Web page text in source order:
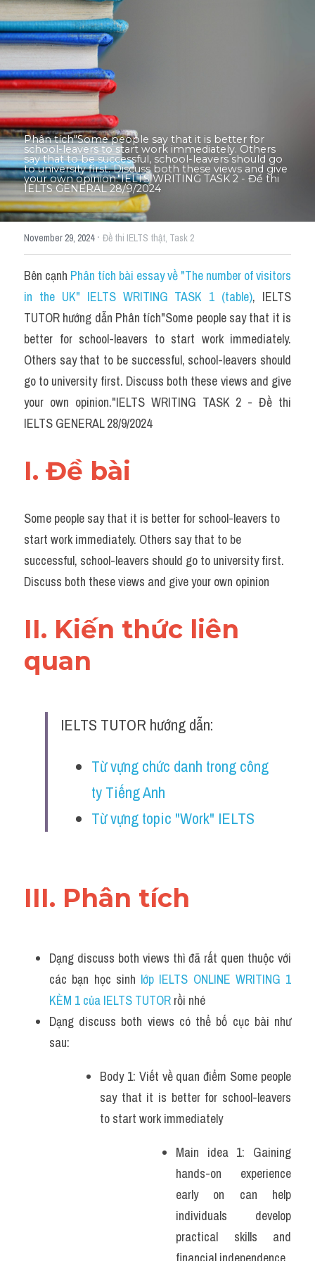
Thư Tín
SGK
Vocabularies
Đề writing theo topic
Pie
Line graph
Bar chart
Đề thi thật IELTS GENERAL
Task 2
Từ vựng theo topic
Từ vựng theo Topic
Grammar
Cam
Environment
Đề thi thật Task 1
Process
Đề thi IELTS thật
Listening
Business
Thành tích học viên
Phân tích"Some people say that it is better for
school-leavers to start work immediately. Others
say that to be successful, school-leavers should go
to university first. Discuss both these views and give
your own opinion."IELTS WRITING TASK 2 - Đề thi
IELTS GENERAL 28/9/2024
November 29, 2024· Đề thi IELTS thật, Task 2
Bên cạnh Phân tích bài essay về "The number of visitors
in the UK" IELTS WRITING TASK 1 (table), IELTS
TUTOR hướng dẫn Phân tích"Some people say that it is
better for school-leavers to start work immediately.
Others say that to be successful, school-leavers should
go to university first. Discuss both these views and give
your own opinion."IELTS WRITING TASK 2 - Đề thi
IELTS GENERAL 28/9/2024
I. Đề bài
Some people say that it is better for school-leavers to
start work immediately. Others say that to be
successful, school-leavers should go to university first.
Discuss both these views and give your own opinion
II. Kiến thức liên
quan
IELTS TUTOR hướng dẫn:
Từ vựng chức danh trong công
ty Tiếng Anh
Từ vựng topic "Work" IELTS
III. Phân tích
Dạng discuss both views thì đã rất quen thuộc với
các bạn học sinh lớp IELTS ONLINE WRITING 1
KÈM 1 của IELTS TUTOR rồi nhé
Dạng discuss both views có thể bố cục bài như
sau:
Body 1: Viết về quan điểm Some people
say that it is better for school-leavers
to start work immediately
Main idea 1: Gaining
hands-on experience
early on can help
individuals develop
practical skills and